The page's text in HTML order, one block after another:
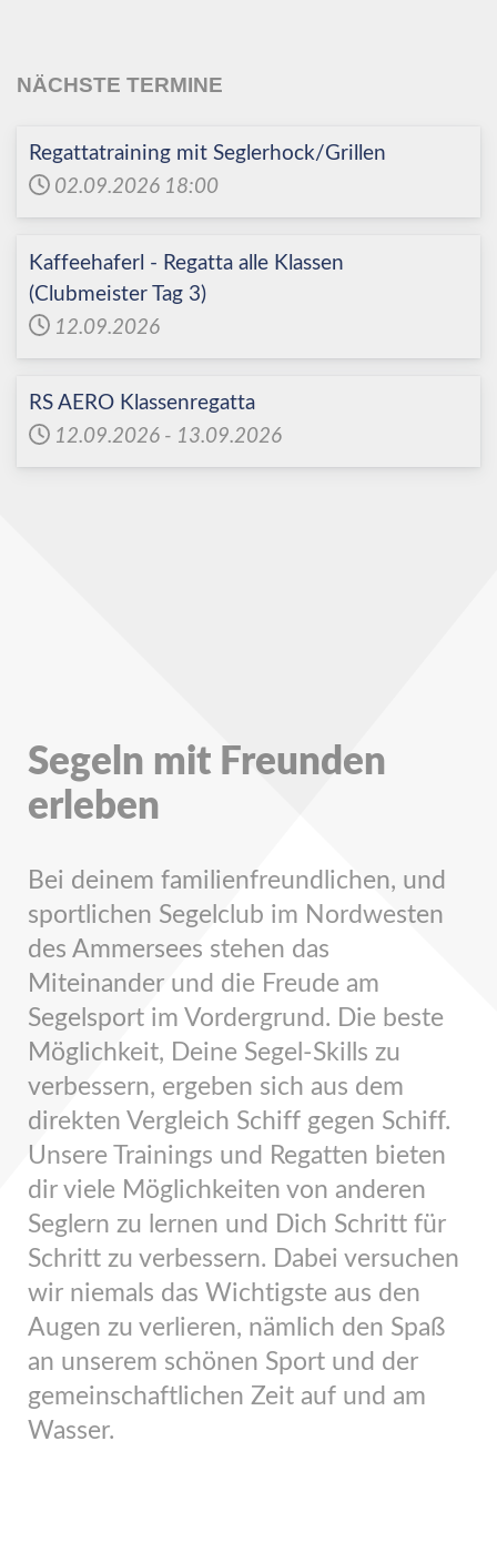
NÄCHSTE TERMINE
Regattatraining mit Seglerhock/Grillen
02.09.2026 18:00
Kaffeehaferl - Regatta alle Klassen
(Clubmeister Tag 3)
12.09.2026
RS AERO Klassenregatta
12.09.2026 - 13.09.2026
Segeln mit Freunden
erleben
Bei deinem familienfreundlichen, und
sportlichen Segelclub im Nordwesten
des Ammersees stehen das
Miteinander und die Freude am
Segelsport im Vordergrund. Die beste
Möglichkeit, Deine Segel-Skills zu
verbessern, ergeben sich aus dem
direkten Vergleich Schiff gegen Schiff.
Unsere Trainings und Regatten bieten
dir viele Möglichkeiten von anderen
Seglern zu lernen und Dich Schritt für
Schritt zu verbessern. Dabei versuchen
wir niemals das Wichtigste aus den
Augen zu verlieren, nämlich den Spaß
an unserem schönen Sport und der
gemeinschaftlichen Zeit auf und am
Wasser.